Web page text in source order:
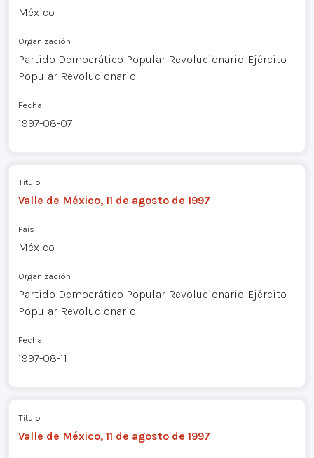
México
Organización
Partido Democrático Popular Revolucionario-Ejército
Popular Revolucionario
Fecha
1997-08-07
Título
Valle de México, 11 de agosto de 1997
País
México
Organización
Partido Democrático Popular Revolucionario-Ejército
Popular Revolucionario
Fecha
1997-08-11
Título
Valle de México, 11 de agosto de 1997